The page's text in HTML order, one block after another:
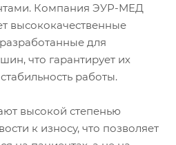
Компания ЭУР-МЕД
высококачественные
для
что гарантирует их
работы.
высокой степенью
к износу, что позволяет